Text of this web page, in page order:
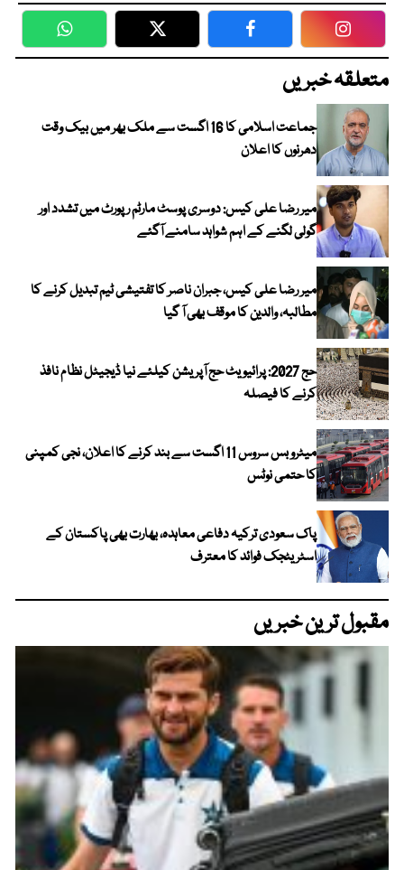
WhatsApp Twitter Facebook
متعلقہ خبریں
جماعت اسلامی کا 16 اگست سے ملک بھر میں بیک وقت
دھرنوں کا اعلان
میر رضا علی کیس: دوسری پوسٹ مارٹم رپورٹ میں تشدد اور
گولی لگنے کے اہم شواہد سامنے آگئے
میر رضا علی کیس، جبران ناصر کا تفتیشی ٹیم تبدیل کرنے کا
مطالبہ، والدین کا موقف بھی آ گیا
حج 2027: پرائیویٹ حج آپریشن کیلئے نیا ڈیجیٹل نظام نافذ
کرنے کا فیصلہ
میٹرو بس سروس 11 اگست سے بند کرنے کا اعلان، نجی کمپنی
کا حتمی نوٹس
پاک سعودی ترکیہ دفاعی معاہدہ، بھارت بھی پاکستان کے
اسٹریٹجک فوائد کا معترف
مقبول ترین خبریں